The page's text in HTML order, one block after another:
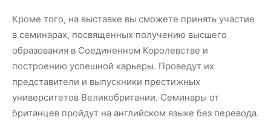
Кроме того, на выставке вы сможете принять участие
в семинарах, посвященных получению высшего
образования в Соединенном Королевстве и
построению успешной карьеры. Проведут их
представители и выпускники престижных
университетов Великобритании. Семинары от
британцев пройдут на английском языке без перевода.